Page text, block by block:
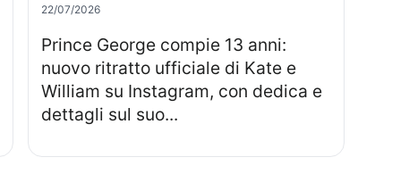
22/07/2026
Prince George compie 13 anni:
nuovo ritratto ufficiale di Kate e
William su Instagram, con dedica e
dettagli sul suo...